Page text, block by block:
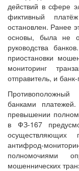
действий в сфере
фиктивный
остановлен. Ранее
основы, была не
руководства
приостановки
мониторинг
отправитель, и
банками
превышении
в ФЗ-167
осуществляющих
антифрод-
полномочиями
мошеннических